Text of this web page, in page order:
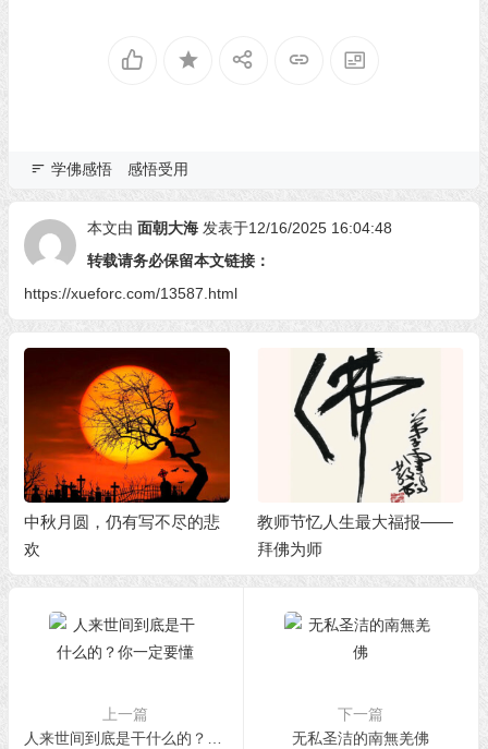
学佛感悟 感悟受用
本文由 面朝大海 发表于12/16/2025 16:04:48
转载请务必保留本文链接：
https://xueforc.com/13587.html
中秋月圆，仍有写不尽的悲
欢
教师节忆人生最大福报——
拜佛为师
上一篇
下一篇
无私圣洁的南無羌佛